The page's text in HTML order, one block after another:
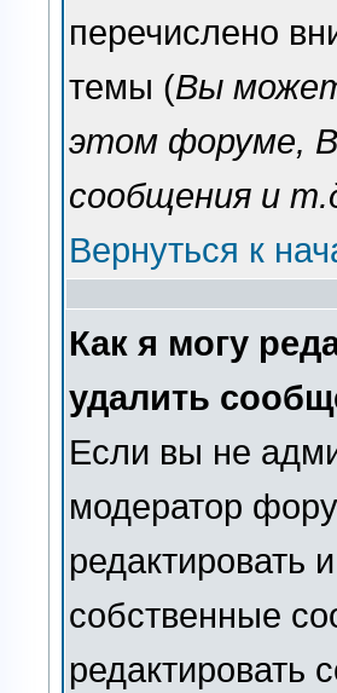
перечислено
темы (Вы
этом форуме,
сообщения и
Вернуться к
Как я могу
удалить
Если вы не
модератор
редактировать
собственные
редактировать